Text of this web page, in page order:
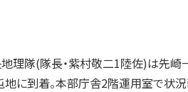
隊(隊長・紫村敬二1陸佐)は先崎
に到着。本部庁舎2階運用室で状